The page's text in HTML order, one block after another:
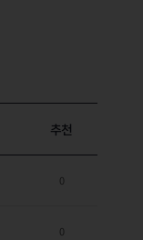
추천
0
0